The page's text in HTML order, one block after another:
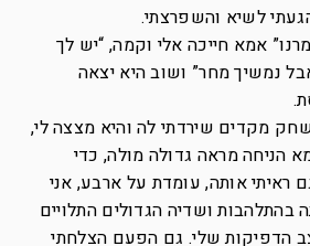
לשיא והשפרצתי.
אמא חייכה אלי וקמה, “יש לך
נמשיך מחר” ושוב היא יצאה
מקדים שירדתי לה והיא מצצה לי,
הניחה מראה גדולה מולה, כדי
ראיתי אותה, עומדת על ארבע, אני
ושדיה הגדולים התלויים
הדפיקות שלי. גם הפעם הצלחתי